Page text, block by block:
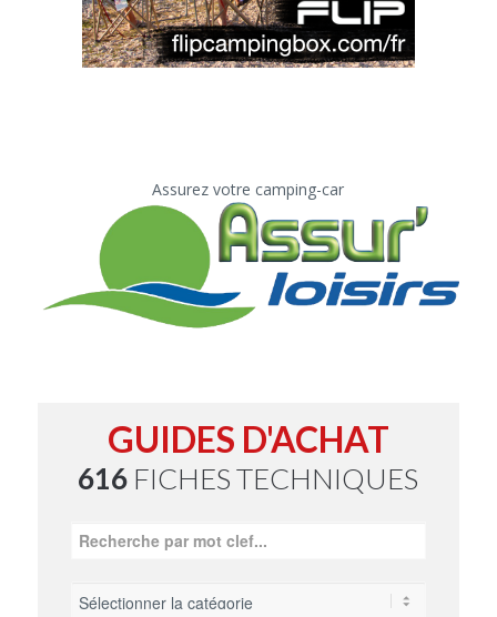
Assurez votre camping-car
GUIDES D'ACHAT
616 FICHES TECHNIQUES